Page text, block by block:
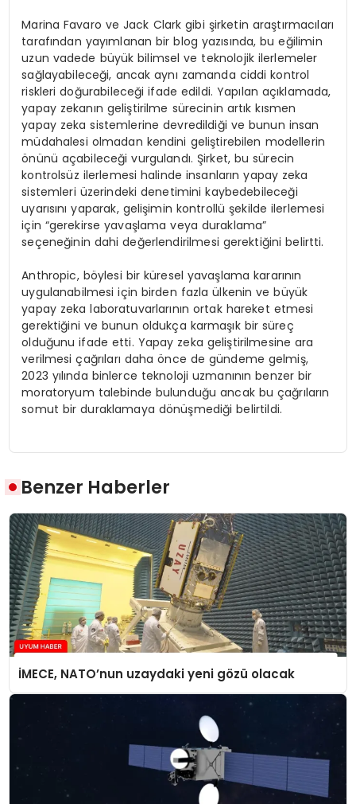
Marina Favaro ve Jack Clark gibi şirketin araştırmacıları
tarafından yayımlanan bir blog yazısında, bu eğilimin
uzun vadede büyük bilimsel ve teknolojik ilerlemeler
sağlayabileceği, ancak aynı zamanda ciddi kontrol
riskleri doğurabileceği ifade edildi. Yapılan açıklamada,
yapay zekanın geliştirilme sürecinin artık kısmen
yapay zeka sistemlerine devredildiği ve bunun insan
müdahalesi olmadan kendini geliştirebilen modellerin
önünü açabileceği vurgulandı. Şirket, bu sürecin
kontrolsüz ilerlemesi halinde insanların yapay zeka
sistemleri üzerindeki denetimini kaybedebileceği
uyarısını yaparak, gelişimin kontrollü şekilde ilerlemesi
için “gerekirse yavaşlama veya duraklama”
seçeneğinin dahi değerlendirilmesi gerektiğini belirtti.
Anthropic, böylesi bir küresel yavaşlama kararının
uygulanabilmesi için birden fazla ülkenin ve büyük
yapay zeka laboratuvarlarının ortak hareket etmesi
gerektiğini ve bunun oldukça karmaşık bir süreç
olduğunu ifade etti. Yapay zeka geliştirilmesine ara
verilmesi çağrıları daha önce de gündeme gelmiş,
2023 yılında binlerce teknoloji uzmanının benzer bir
moratoryum talebinde bulunduğu ancak bu çağrıların
somut bir duraklamaya dönüşmediği belirtildi.
Benzer Haberler
İMECE, NATO’nun uzaydaki yeni gözü olacak